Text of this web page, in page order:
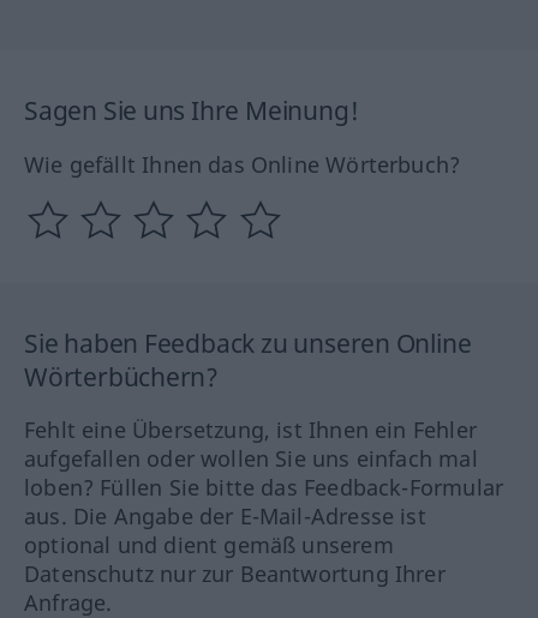
Sagen Sie uns Ihre Meinung!
Wie gefällt Ihnen das Online Wörterbuch?
Sie haben Feedback zu unseren Online
Wörterbüchern?
Fehlt eine Übersetzung, ist Ihnen ein Fehler
aufgefallen oder wollen Sie uns einfach mal
loben? Füllen Sie bitte das Feedback-Formular
aus. Die Angabe der E-Mail-Adresse ist
optional und dient gemäß unserem
Datenschutz nur zur Beantwortung Ihrer
Anfrage.